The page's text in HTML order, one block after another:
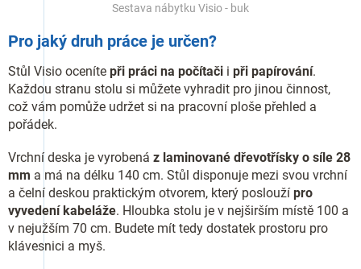
Sestava nábytku Visio - buk
Pro jaký druh práce je určen?
Stůl Visio oceníte při práci na počítači i při papírování.
Každou stranu stolu si můžete vyhradit pro jinou činnost,
což vám pomůže udržet si na pracovní ploše přehled a
pořádek.
Vrchní deska je vyrobená z laminované dřevotřísky o síle 28
mm a má na délku 140 cm. Stůl disponuje mezi svou vrchní
a čelní deskou praktickým otvorem, který poslouží pro
vyvedení kabeláže. Hloubka stolu je v nejširším místě 100 a
v nejužším 70 cm. Budete mít tedy dostatek prostoru pro
klávesnici a myš.